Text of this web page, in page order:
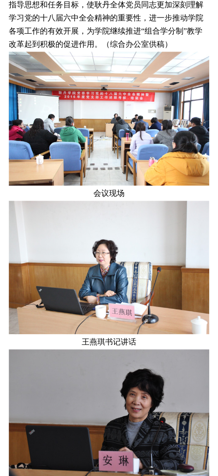
指导思想和任务目标，使耿丹全体党员同志更加深刻理解
学习党的十八届六中全会精神的重要性，进一步推动学院
各项工作的有效开展，为学院继续推进“组合学分制”教学
改革起到积极的促进作用。（综合办公室供稿）
会议现场
王燕琪书记讲话